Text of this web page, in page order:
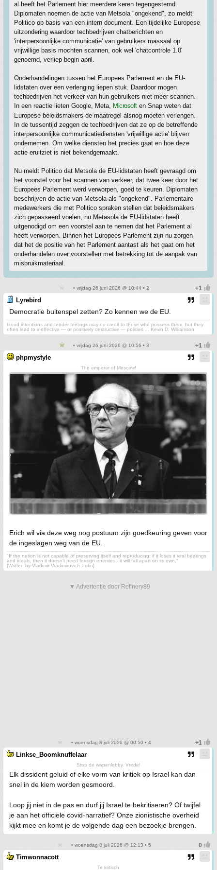
al heeft het Parlement hier meerdere keren tegengestemd.
Diplomaten noemen de actie van Metsola "ongekend", zo meldt
Politico op basis van een intern document. Een tijdelijke Europese
uitzondering waardoor techbedrijven chatberichten en
'interpersoonlijke communicatie' van gebruikers massaal op
vrijwillige basis mochten scannen, ook wel 'chatcontrole 1.0'
genoemd, verliep begin april.
Onderhandelingen tussen het Europees Parlement en de EU-
lidstaten over een verlenging liepen stuk. Daardoor mogen
techbedrijven het verkeer van hun gebruikers niet meer scannen.
In een reactie lieten Google, Meta, Microsoften Snap weten dat
Europese beleidsmakers de maatregel alsnog moeten verlengen.
In de tussentijd zeggen de techbedrijven dat ze op de betreffende
interpersoonlijke communicatiediensten 'vrijwillige actie' blijven
ondernemen. Om welke diensten het precies gaat en hoe deze
actie eruitziet is niet bekendgemaakt.
Nu meldt Politico dat Metsola de EU-lidstaten heeft gevraagd om
het voorstel voor het scannen van verkeer, dat twee keer door het
Europees Parlement werd verworpen, goed te keuren. Diplomaten
beschrijven de actie van Metsola als "ongekend". Parlementaire
medewerkers die met Politico spraken stellen dat beleidsmakers
zich gepasseerd voelen, nu Metasola de EU-lidstaten heeft
uitgenodigd om een voorstel aan te nemen dat het Parlement al
heeft verworpen. Binnen het Europees Parlement zijn nu zorgen
dat het de positie van het Parlement aantast als het gaat om het
onderhandelen over voorstellen met betrekking tot de aanpak van
misbruikmateriaal.
• vrijdag 26 juni 2026 @ 10:44 • 2
Lyrebird
Democratie buitenspel zetten? Zo kennen we de EU.
Good intentions and tender feelings may do credit to those who possess them, but they
often lead to ineffective — or positively destructive — policies ... Kevin D. Williamson
• vrijdag 26 juni 2026 @ 10:56 • 3
phpmystyle
The emperor of Moscow!
Erich wil via deze weg nog postuum zijn goedkeuring geven voor
de ingeslagen weg van de EU.
"If the nation is not capable of preserving itself and reproducing, if it loses it vital bearings
and ideals, then it doesn't need foreign enemies - it will fall apart on its own."
[Written by Vladimir Vladimirovich Putin]
▼ Advertentie door Refinery89
• woensdag 8 juli 2026 @ 00:50 • 4
Linkse_Boomknuffelaar
Stop de wapenlobby. Vrede!
Elk dissident geluid of elke vorm van kritiek op Israel kan dan
snel in de kiem worden gesmoord.
Loop jij niet in de pas en durf jij Israel te bekritiseren? Of twijfel
je aan het officiele covid-narratief? Onze zionistische overheid
kijkt mee en komt je de volgende dag een bezoekje brengen.
• woensdag 8 juli 2026 @ 12:13 • 5
Timwonnacott
Te kritisch